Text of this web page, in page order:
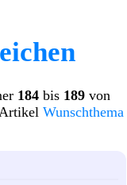
184 bis 189 von
Wunschthema